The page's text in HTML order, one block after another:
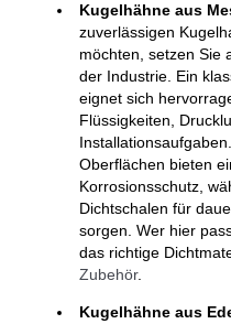
Kugelhähne aus
zuverlässigen
möchten, setzen Sie
der Industrie. Ein
eignet sich
Flüssigkeiten,
Oberflächen bieten
Korrosionsschutz,
Dichtschalen für
sorgen. Wer hier
das richtige
Zubehör.
Kugelhähne aus